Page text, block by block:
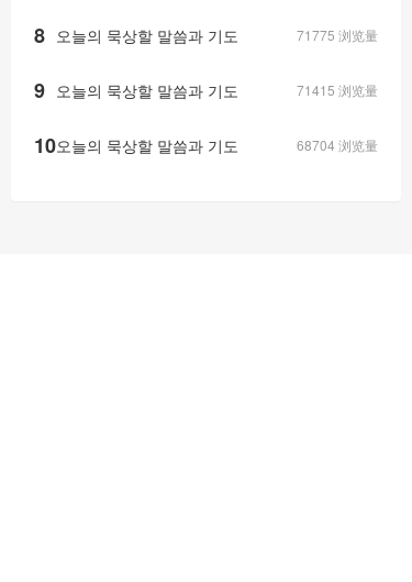
8 오늘의 묵상할 말씀과 기도 71775 浏览量
9 오늘의 묵상할 말씀과 기도 71415 浏览量
10오늘의 묵상할 말씀과 기도 68704 浏览量